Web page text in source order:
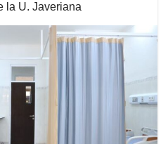
la U. Javeriana